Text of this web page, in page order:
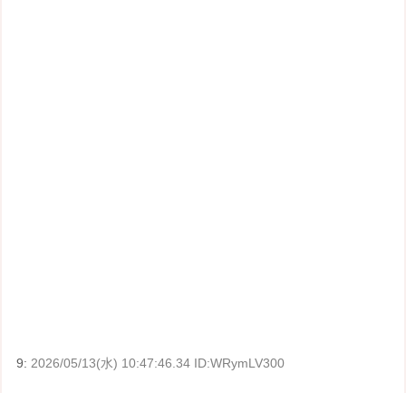
9: 2026/05/13(水) 10:47:46.34 ID:WRymLV300